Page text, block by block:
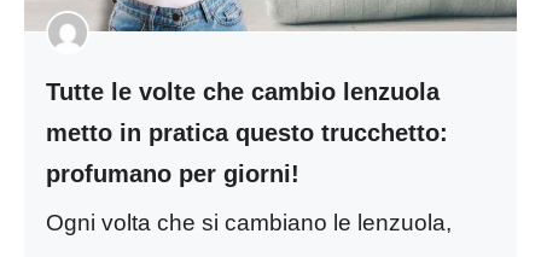
Tutte le volte che cambio lenzuola
metto in pratica questo trucchetto:
profumano per giorni!
Ogni volta che si cambiano le lenzuola,